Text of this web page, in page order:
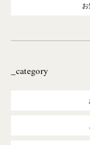
_category